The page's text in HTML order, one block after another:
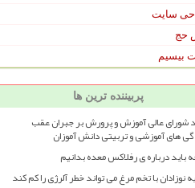
سایت
حج
بیسیم
پربیننده ترین ها
شورای عالی آموزش و پرورش بر جبران عقب
های آموزشی و تربیتی دانش آموزان
باید درباره ی رفلاکس معده بدانیم
نوزادان با تخم مرغ می تواند خطر آلرژی را کم کند